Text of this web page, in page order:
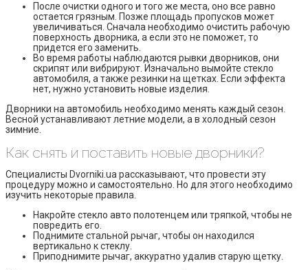
После очистки одного и того же места, оно все равно
остается грязным. Позже площадь пропусков может
увеличиваться. Сначала необходимо очистить рабочую
поверхность дворника, а если это не поможет, то
придется его заменить.
Во время работы наблюдаются рывки дворников, они
скрипят или вибрируют. Изначально вымойте стекло
автомобиля, а также резинки на щетках. Если эффекта
нет, нужно установить новые изделия.
Дворники на автомобиль необходимо менять каждый сезон.
Весной устанавливают летние модели, а в холодный сезон
зимние.
Как снять и поставить новые дворники?
Специалисты Dvorniki.ua рассказывают, что провести эту
процедуру можно и самостоятельно. Но для этого необходимо
изучить некоторые правила.
Накройте стекло авто полотенцем или тряпкой, чтобы не
повредить его.
Поднимите стальной рычаг, чтобы он находился
вертикально к стеклу.
Приподнимите рычаг, аккуратно удалив старую щетку.